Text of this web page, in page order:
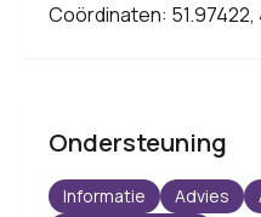
Coördinaten:
Ondersteuning
Informatie Advies